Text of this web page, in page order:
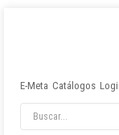
E-Meta Catálogos